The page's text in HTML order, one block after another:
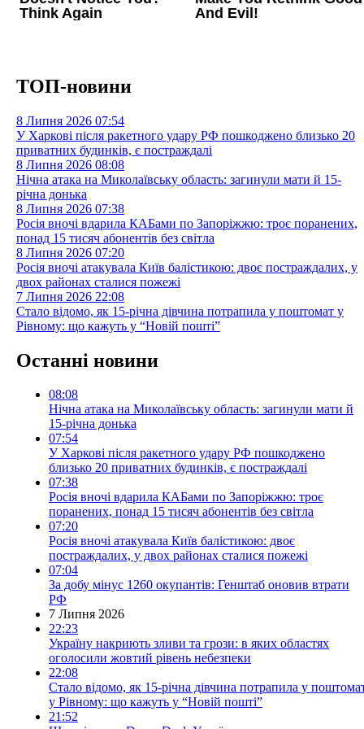
ТОП-новини
8 Липня 2026 07:54
У Харкові після ракетного удару РФ пошкоджено близько 20
приватних будинків, є постраждалі
8 Липня 2026 08:08
Нічна атака на Миколаївську область: загинули мати й 15-
річна донька
8 Липня 2026 07:38
Росія вночі вдарила КАБами по Запоріжжю: троє поранених,
понад 15 тисяч абонентів без світла
8 Липня 2026 07:20
Росія вночі атакувала Київ балістикою: двоє постраждалих, у
двох районах сталися пожежі
7 Липня 2026 22:08
Стало відомо, як 15-річна дівчина потрапила у поштомат у
Рівному: що кажуть у “Новій пошті”
Останні новини
08:08
Нічна атака на Миколаївську область: загинули мати й
15-річна донька
07:54
У Харкові після ракетного удару РФ пошкоджено
близько 20 приватних будинків, є постраждалі
07:38
Росія вночі вдарила КАБами по Запоріжжю: троє
поранених, понад 15 тисяч абонентів без світла
07:20
Росія вночі атакувала Київ балістикою: двоє
постраждалих, у двох районах сталися пожежі
07:04
За добу мінус 1260 окупантів: Генштаб оновив втрати
РФ
7 Липня 2026
22:23
Україну накриють зливи та грози: в яких областях
оголосили жовтий рівень небезпеки
22:08
Стало відомо, як 15-річна дівчина потрапила у
у Рівному: що кажуть у “Новій пошті”
21:52